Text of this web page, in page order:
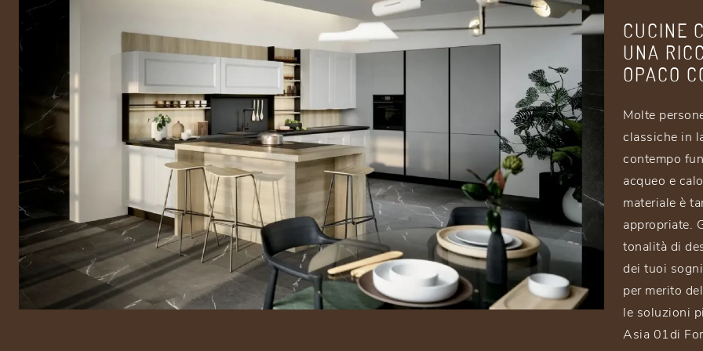
CUCINE
UNA
OPACO
Molte
classiche in
contempo
acqueo e
materiale è
appropriate.
tonalità di
dei tuoi
per merito
le soluzioni
Asia 01di